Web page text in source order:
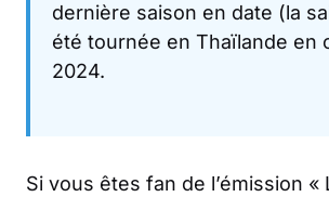
dernière saison en date (la
été tournée en Thaïlande en
2024.
Si vous êtes fan de l’émission «